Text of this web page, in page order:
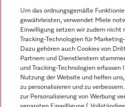
© Miele & Cie. KG.
Um das ordnungsgemäße
gewährleisten, verwendet Miele
Einwilligung setzen wir zudem nicht
Tracking-Technologien für
Dazu gehören auch Cookies von
Partnern und Dienstleistern
und Tracking-Technologien erfassen
Nutzung der Website und helfen
zu personalisieren und zu
zur Personalisierung von Werbung